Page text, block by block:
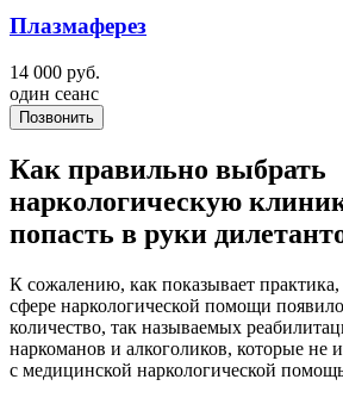
Плазмаферез
14 000 руб.
один сеанс
Позвонить
Как правильно выбрать
наркологическую
попасть в руки
К сожалению, как показывает практика,
сфере наркологической помощи
количество, так называемых
наркоманов и алкоголиков, которые не
с медицинской наркологической